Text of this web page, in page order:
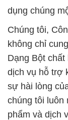
dụng chúng
Chúng tôi,
không chỉ
Dạng Bột
dịch vụ hỗ trợ
sự hài lòng
chúng tôi luôn
phẩm và dịch